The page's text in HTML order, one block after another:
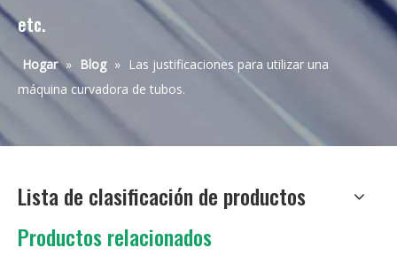
etc.
Hogar » Blog » Las justificaciones para utilizar una
máquina curvadora de tubos.
Lista de clasificación de productos
Productos relacionados